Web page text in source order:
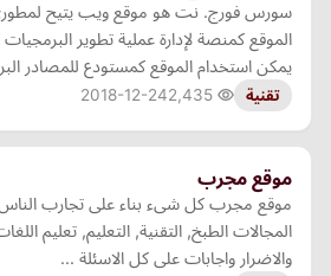
سورس فورج. نت هو موقع ويب يتيح
الموقع كمنصة لإدارة عملية تطوير البرمجيات
يمكن استخدام الموقع كمستودع للمصادر
تقنية 2018-12-24
موقع مجرب
موقع مجرب كل شىء بناء على تجارب
المجالات الطبخ, التقنية, التعليم, تعليم
والاضرار واجابات على كل الاسئلة ...